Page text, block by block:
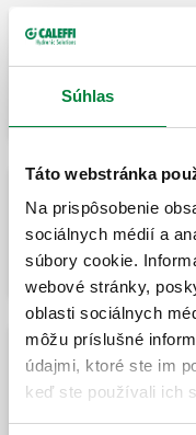
Súhlas
Táto webstránka
Na prispôsobenie
sociálnych médií a
súbory cookie.
webové stránky,
oblasti sociálnych
môžu príslušné
údajmi, ktoré ste im
keď ste používali ich